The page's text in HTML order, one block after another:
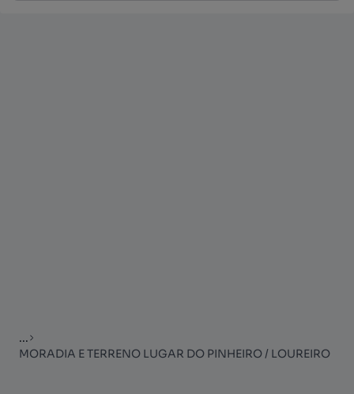
...
MORADIA E TERRENO LUGAR DO PINHEIRO / LOUREIRO